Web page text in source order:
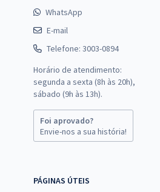
WhatsApp
E-mail
Telefone: 3003-0894
Horário de atendimento:
segunda a sexta (8h às 20h),
sábado (9h às 13h).
Foi aprovado?
Envie-nos a sua história!
PÁGINAS ÚTEIS